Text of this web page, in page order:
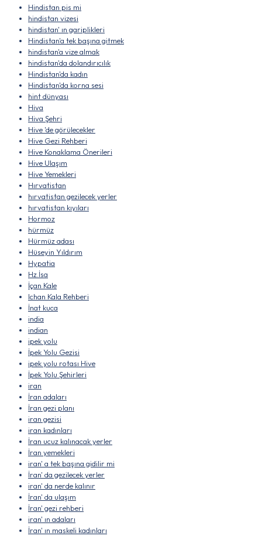
Hindistan pis mi
hindistan vizesi
hindistan' ın gariplikleri
Hindistan'a tek başına gitmek
hindistan'a vize almak
hindistan'da dolandırıcılık
Hindistan'da kadın
Hindistan'da korna sesi
hint dünyası
Hiva
Hiva Şehri
Hive 'de görülecekler
Hive Gezi Rehberi
Hive Konaklama Önerileri
Hive Ulaşım
Hive Yemekleri
Hırvatistan
hırvatistan gezilecek yerler
hırvatistan kıyıları
Hormoz
hürmüz
Hürmüz adası
Hüseyin Yıldırım
Hypatia
Hz.İsa
İçan Kale
Ichan Kala Rehberi
İnat kuca
india
indian
ipek yolu
İpek Yolu Gezisi
ipek yolu rotası Hive
İpek Yolu Şehirleri
iran
İran adaları
İran gezi planı
iran gezisi
iran kadınları
İran ucuz kalınacak yerler
İran yemekleri
iran' a tek başına gidilir mi
İran' da gezilecek yerler
iran' da nerde kalınır
İran' da ulaşım
İran' gezi rehberi
iran' ın adaları
İran' ın maskeli kadınları